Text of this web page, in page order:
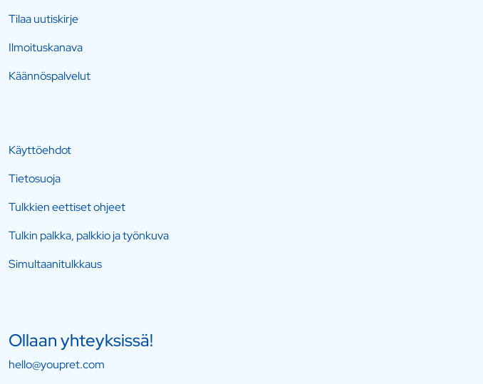
Tilaa uutiskirje
Ilmoituskanava
Käännöspalvelut
Käyttöehdot
Tietosuoja
Tulkkien eettiset ohjeet
Tulkin palkka, palkkio ja työnkuva
Simultaanitulkkaus
Ollaan yhteyksissä!
hello@youpret.com